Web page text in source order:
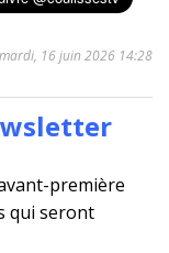
16 juin 2026 14:28
première
qui seront